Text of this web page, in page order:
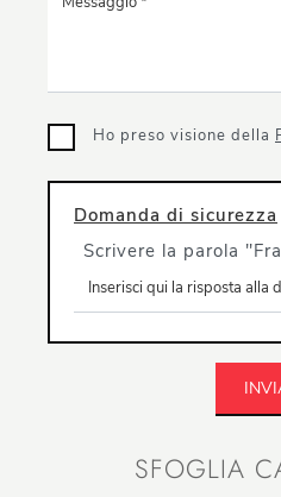
SFOGLIA
Ho preso visione della
Domanda di sicurezza
Scrivere la parola